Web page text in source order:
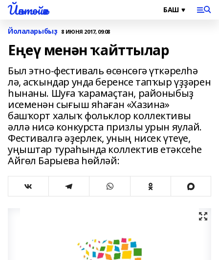
Йәнтөйәк
Йолаларыбыҙ 8 ИЮНЯ 2017, 09:08
Еңеү менән ҡайттылар
Был этно-фестиваль өсөнсөгә үткәрелһә
лә, асҡындар унда беренсе тапҡыр үҙҙәрен
һынаны. Шуға ҡарамаҫтан, районыбыҙ
исеменән сығыш яһаған «Хазина»
башҡорт халыҡ фольклор коллективы
әллә нисә конкурста призлы урын яулай.
Фестивалгә әҙерлек, уның нисек үтеүе,
уңыштар тураһында коллектив етәксеһе
Айгөл Барыева һөйләй: